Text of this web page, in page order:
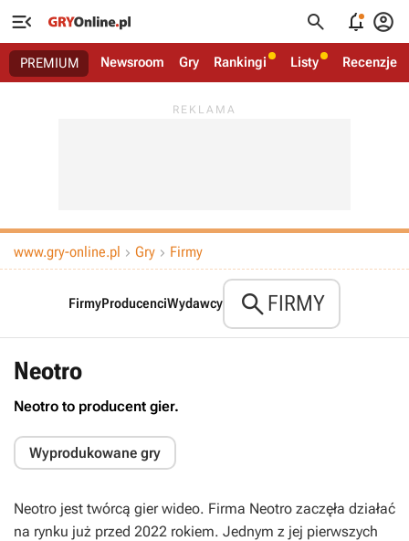
   
PREMIUM Newsroom Gry Rankingi Listy Recenzje
www.gry-online.pl  Gry  Firmy
FirmyProducenciWydawcy FIRMY
Neotro
Neotro to producent gier.
Wyprodukowane gry
Neotro jest twórcą gier wideo. Firma Neotro zaczęła działać
na rynku już przed 2022 rokiem. Jednym z jej pierwszych